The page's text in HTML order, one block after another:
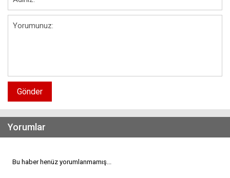
Gönder
Yorumlar
Bu haber henüz yorumlanmamış...